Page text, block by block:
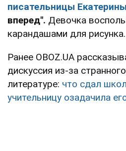
писательницы
вперед". Девочка
карандашами для рисунка.
Ранее OBOZ.UA
дискуссия из-за
литературе: что сдал
учительницу озадачила